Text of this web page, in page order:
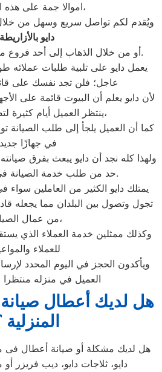
اموالا جمة على هذه الخدمات،
ويُقدم لكم تواصل سريع وسهل من
دايو بالأزاريطة
أو من خلال الذهاب إلى أحد فروع مركز صيانة دايو المعتمد.
يعمل دايو على تلبية طلبات عملائه
عاجل؛ فلن تجد نفسك على
لأن دايو يعلم أن البيوت قائمة على
ينتظر العميل أيام كثيرة لتصليح عطل ما،
كما أن العميل يلجأ إلى طلب الصيانة
في جهازًا
ولهذا كله نجد أن دايو يبعث بفرق
حد من طلب خدمة الصيانة في مقرنا الرئيسي.
يمتلك دايو الكثير من العاملين سواء
تجول وتصول بين البلدان مما يجعله
من عمال الصيانة،
وكذلك ممثلين خدمة العملاء الذي
للعملاء
ويأكدون الحجز في اليوم المحدد
العميل في منزله منتظرا
هل لديك أعطال صيانة
المنزلية
هل لديك مشكلة أو صيانة أعطال فى
دايو، ثلاجات دايو، ديب فريزر